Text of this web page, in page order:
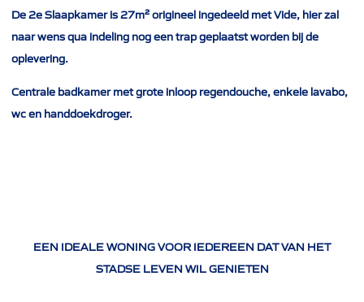
De 2e Slaapkamer is 27m² origineel ingedeeld met Vide, hier zal
naar wens qua indeling nog een trap geplaatst worden bij de
oplevering.
Centrale badkamer met grote inloop regendouche, enkele lavabo,
wc en handdoekdroger.
EEN IDEALE WONING VOOR IEDEREEN DAT VAN HET
STADSE LEVEN WIL GENIETEN